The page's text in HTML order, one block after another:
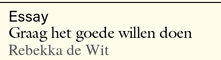
Essay
Graag het goede willen doen
Rebekka de Wit